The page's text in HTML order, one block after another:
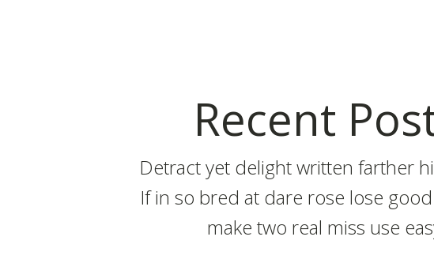
Recent
Detract yet delight written farther
If in so bred at dare rose lose
make two real miss use